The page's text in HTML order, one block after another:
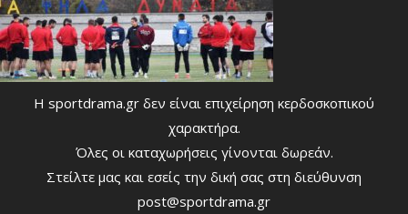
Η sportdrama.gr δεν είναι επιχείρηση κερδοσκοπικού
χαρακτήρα.
Όλες οι καταχωρήσεις γίνονται δωρεάν.
Στείλτε μας και εσείς την δική σας στη διεύθυνση
post@sportdrama.gr